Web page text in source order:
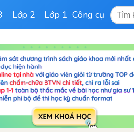
Lớp 2 Lớp 1 Công cụ